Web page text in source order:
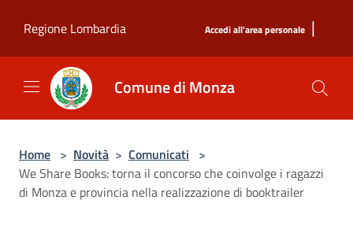
Regione Lombardia
Accedi all'area personale |
Comune di Monza
Home > Novità > Comunicati >
We Share Books: torna il concorso che coinvolge i ragazzi
di Monza e provincia nella realizzazione di booktrailer